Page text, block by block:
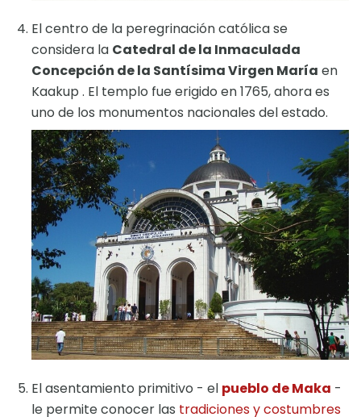
El centro de la peregrinación católica se
considera la Catedral de la Inmaculada
Concepción de la Santísima Virgen María en
Kaakup . El templo fue erigido en 1765, ahora es
uno de los monumentos nacionales del estado.
El asentamiento primitivo - el pueblo de Maka -
le permite conocer las tradiciones y costumbres